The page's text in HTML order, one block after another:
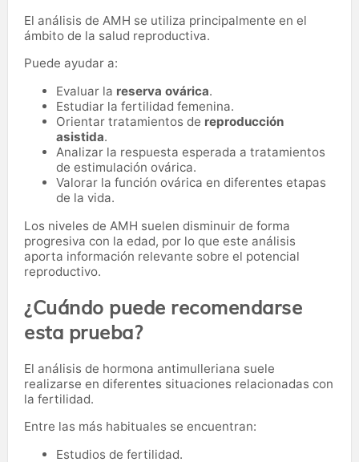
El análisis de AMH se utiliza principalmente en el
ámbito de la salud reproductiva.
Puede ayudar a:
Evaluar la reserva ovárica.
Estudiar la fertilidad femenina.
Orientar tratamientos de reproducción
asistida.
Analizar la respuesta esperada a tratamientos
de estimulación ovárica.
Valorar la función ovárica en diferentes etapas
de la vida.
Los niveles de AMH suelen disminuir de forma
progresiva con la edad, por lo que este análisis
aporta información relevante sobre el potencial
reproductivo.
¿Cuándo puede recomendarse
esta prueba?
El análisis de hormona antimulleriana suele
realizarse en diferentes situaciones relacionadas con
la fertilidad.
Entre las más habituales se encuentran:
Estudios de fertilidad.